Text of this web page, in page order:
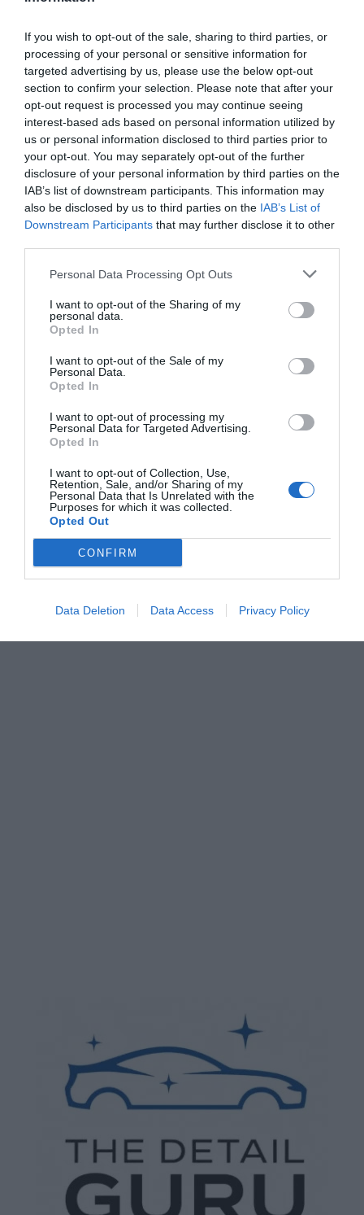
If you wish to opt-out of the sale, sharing to third parties, or
processing of your personal or sensitive information for
targeted advertising by us, please use the below opt-out
section to confirm your selection. Please note that after your
opt-out request is processed you may continue seeing
interest-based ads based on personal information utilized by
us or personal information disclosed to third parties prior to
your opt-out. You may separately opt-out of the further
disclosure of your personal information by third parties on the
IAB’s list of downstream participants. This information may
also be disclosed by us to third parties on the IAB’s List of
Downstream Participants that may further disclose it to other
Personal Data Processing Opt Outs
I want to opt-out of the Sharing of my
personal data.
Opted In
I want to opt-out of the Sale of my
Personal Data.
Opted In
I want to opt-out of processing my
Personal Data for Targeted Advertising.
Opted In
I want to opt-out of Collection, Use,
Retention, Sale, and/or Sharing of my
Personal Data that Is Unrelated with the
Purposes for which it was collected.
Opted Out
CONFIRM
Data Deletion Data Access Privacy Policy
ΚΟΔΡΑ ΣΥΛΛΟΓΟΙ featured